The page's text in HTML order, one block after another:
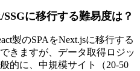
に移行する難易度は？
製のSPAをNext.jsに移行する
きますが、データ取得ロジッ
的に、中規模サイト（20-50